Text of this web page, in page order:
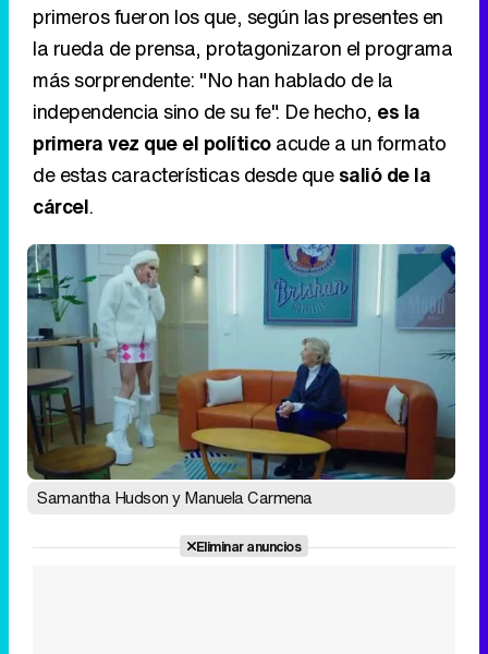
primeros fueron los que, según las presentes en
la rueda de prensa, protagonizaron el programa
más sorprendente: "No han hablado de la
independencia sino de su fe". De hecho, es la
primera vez que el políticoacude a un formato
de estas características desde quesalió de la
cárcel.
Samantha Hudson y Manuela Carmena
Eliminar anuncios